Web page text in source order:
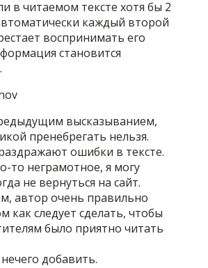
в читаемом тексте хотя бы 2
каждый второй
воспринимать его
становится
высказыванием,
пренебрегать нельзя.
ошибки в тексте.
то неграмотное, я могу
не вернуться на сайт.
автор очень правильно
как следует сделать, чтобы
было приятно читать
добавить.